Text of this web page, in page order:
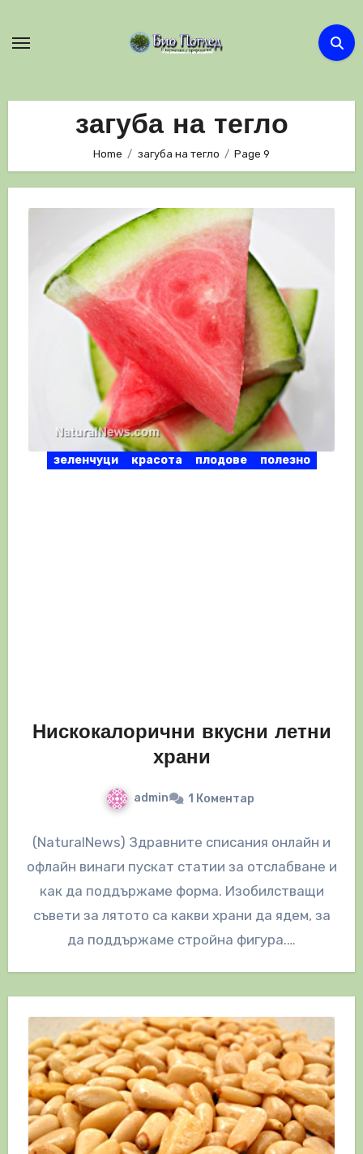
загуба на тегло
Home загуба на тегло Page 9
зеленчуци красота плодове полезно
Нискокалорични вкусни летни
храни
admin 1 Коментар
(NaturalNews) Здравните списания онлайн и
офлайн винаги пускат статии за отслабване и
как да поддържаме форма. Изобилстващи
съвети за лятото са какви храни да ядем, за
да поддържаме стройна фигура.…